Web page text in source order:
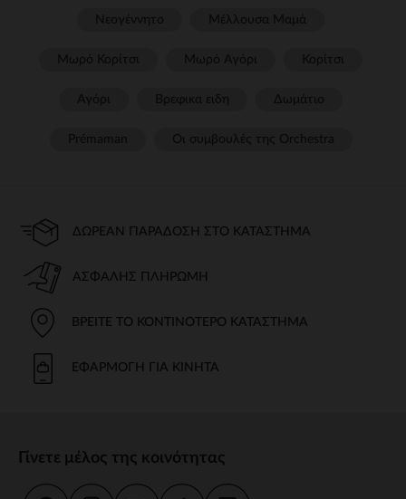
ΔΩΡΕΆΝ ΠΑΡΆΔΟΣΗ ΣΤΟ ΚΑΤΆΣΤΗΜΑ
ΑΣΦΑΛΉΣ ΠΛΗΡΩΜΉ
ΒΡΕΊΤΕ ΤΟ ΚΟΝΤΙΝΌΤΕΡΟ ΚΑΤΆΣΤΗΜΑ
ΕΦΑΡΜΟΓΉ ΓΙΑ ΚΙΝΗΤΆ
Γίνετε μέλος της κοινότητας